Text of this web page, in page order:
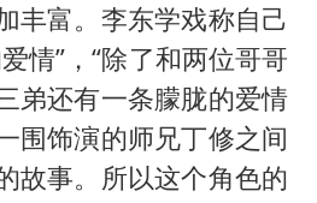
丰富。李东学戏称自己
情”，“除了和两位哥哥
弟还有一条朦胧的爱情
围饰演的师兄丁修之间
故事。所以这个角色的